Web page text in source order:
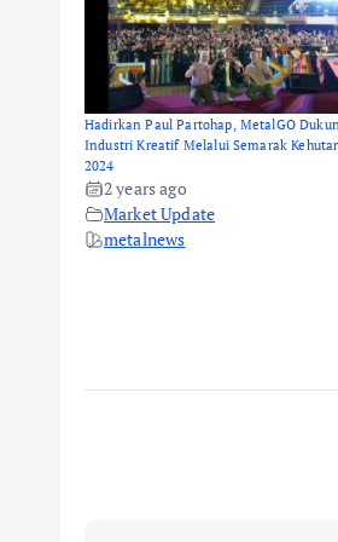
Hadirkan Paul Partohap, MetalGO
Industri Kreatif Melalui Semarak
2024
2 years ago
Market Update
metalnews